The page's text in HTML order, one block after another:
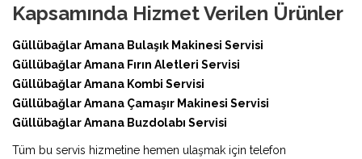
Kapsamında Hizmet Verilen Ürünler
Güllübağlar Amana Bulaşık Makinesi Servisi
Güllübağlar Amana Fırın Aletleri Servisi
Güllübağlar Amana Kombi Servisi
Güllübağlar Amana Çamaşır Makinesi Servisi
Güllübağlar Amana Buzdolabı Servisi
Tüm bu servis hizmetine hemen ulaşmak için telefon